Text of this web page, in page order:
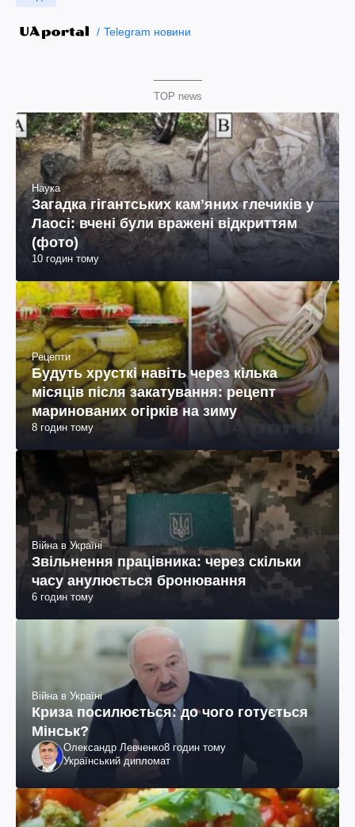
Telegram новини
TOP news
Наука
Загадка гігантських камʼяних глечиків у
Лаосі: вчені були вражені відкриттям
(фото)
10 годин тому
Рецепти
Будуть хрусткі навіть через кілька
місяців після закатування: рецепт
маринованих огірків на зиму
8 годин тому
Війна в Україні
Звільнення працівника: через скільки
часу анулюється бронювання
6 годин тому
Війна в Україні
Криза посилюється: до чого готується
Мінськ?
Олександр Левченко8 годин тому
Український дипломат